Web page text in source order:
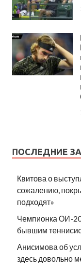
ПОСЛЕДНИЕ
Квитова о
сожалению,
подходят»
Чемпионка ОИ-
бывшим
Анисимова об
здесь довольно